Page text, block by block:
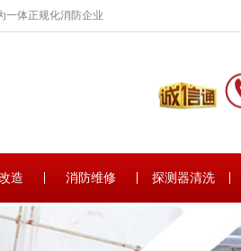
一体正规化消防企业
造 消防维修 探测器清洗